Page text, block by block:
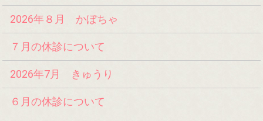
2026年８月 かぼちゃ
７月の休診について
2026年7月 きゅうり
６月の休診について